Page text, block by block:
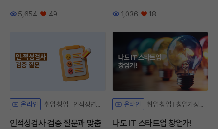
조회수
5,654
좋아요
49
조회수
1,036
좋아요
18
온라인 취업·창업 인적성면접대비
인적성검사 검증 질문과 맞춤
온라인 취업·창업 창업가정신교육
나도 IT 스타트업 창업가!